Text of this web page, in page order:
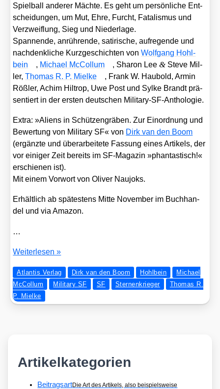
Spiel­ball ande­rer Mäch­te. Es geht um per­sön­li­che Ent­
schei­dun­gen, um Mut, Ehre, Furcht, Fata­lis­mus und
Ver­zweif­lung, Sieg und Nie­der­la­ge.
Span­nen­de, anrüh­ren­de, sati­ri­sche, auf­re­gen­de und
nach­denk­li­che Kurz­ge­schich­ten vonWolf­gang Hohl­
bein
, Micha­el McCollum , Sharon Lee& Ste­ve Mil­
ler,Tho­mas R. P. Miel­ke
, Frank W. Hau­bold, Armin
Röß­ler, Achim Hil­trop, Uwe Post und Syl­ke Brandt prä­
sen­tiert in der ers­ten deut­schen Mili­ta­ry-SF-Antho­lo­gie.
Extra: »Ali­ens in Schüt­zen­grä­ben. Zur Ein­ord­nung und
Bewer­tung von Mili­ta­ry SF« von Dirk van den Boom
(ergänz­te und über­ar­bei­te­te Fas­sung eines Arti­kels, der
vor eini­ger Zeit bereits im SF-Maga­zin »phan­tas­tisch!«
erschie­nen ist).
Mit einem Vor­wort von Oli­ver Nau­joks.
Erhält­lich ab spä­tes­tens Mit­te Novem­ber im Buch­han­
del und via Ama­zon.
…
Dem­
WELTRAUMKRIEGER
Wei­ter­le­sen »
Atlantis Verlag Dirk van den Boom Hohlbein
Michael
McCollum
Military SF SF Sternenkrieger
Thomas R.
P. Mielke
Artikelkategorien
BeitragsartDie Art des Artikels, also beispielsweise